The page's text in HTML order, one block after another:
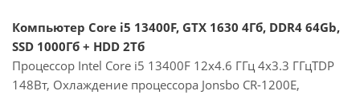
Компьютер Core i5 13400F, GTX 1630 4Гб, DDR4 64Gb,
SSD 1000Гб + HDD 2Тб
Процессор Intel Core i5 13400F 12x4.6 ГГц 4x3.3 ГГцTDP
148Вт, Охлаждение процессора Jonsbo CR-1200E,